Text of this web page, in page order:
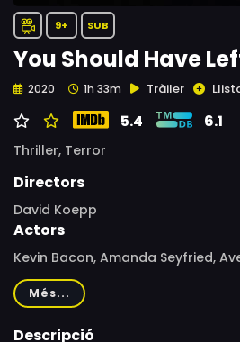
9+ SUB
You Should Have
2020 1h 33m Tràiler
5.4 6.1
Thriller, Terror
Directors
David Koepp
Actors
Kevin Bacon, Amanda Seyfried,
Blumenau, Lowri Ann Richards, Eli
Més...
Descripció